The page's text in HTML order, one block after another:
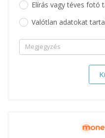
Elírás vagy téves fotó
Valótlan adatokat